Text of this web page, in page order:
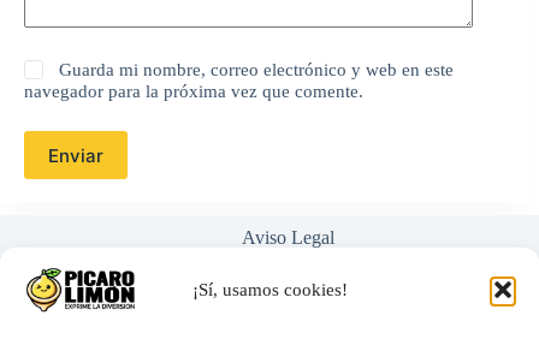
¡Sí, usamos cookies!
Guarda mi nombre, correo electrónico y web en este
navegador para la próxima vez que comente.
Enviar
Aviso Legal
Términos y Condiciones